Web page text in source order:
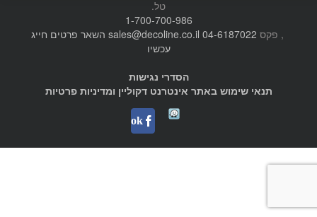
טל.
1-700-700-986
, פקס 04-6187022
sales@decoline.co.il השאר פרטים חייג
עכשיו
הסדרי נגישות
תנאי שימוש באתר אינטרנט דקוליין ומדיניות פרטיות
Waze
facebook